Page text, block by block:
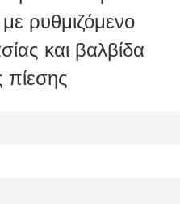
με ρυθμιζόμενο
και βαλβίδα
πίεσης